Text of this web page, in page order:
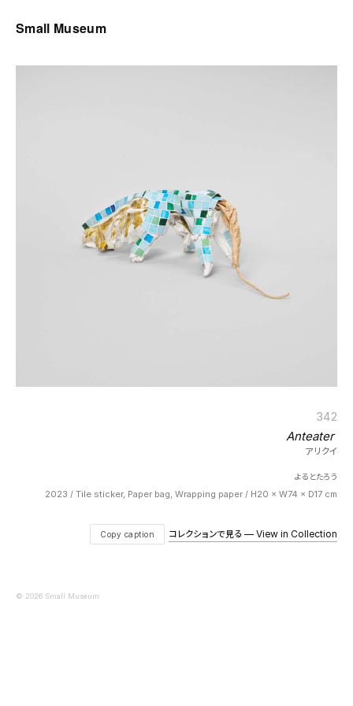
Small Museum
342
Anteater
アリクイ
よるとたろう
2023 / Tile sticker, Paper bag, Wrapping paper / H20 × W74 × D17 cm
Copy caption コレクションで見る — View in Collection
© 2026 Small Museum